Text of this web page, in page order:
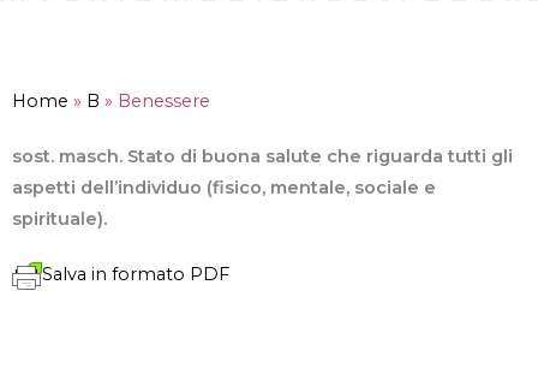
Home » B » Benessere
sost. masch. Stato di buona salute che riguarda tutti gli
aspetti dell’individuo (fisico, mentale, sociale e
spirituale).
Salva in formato PDF